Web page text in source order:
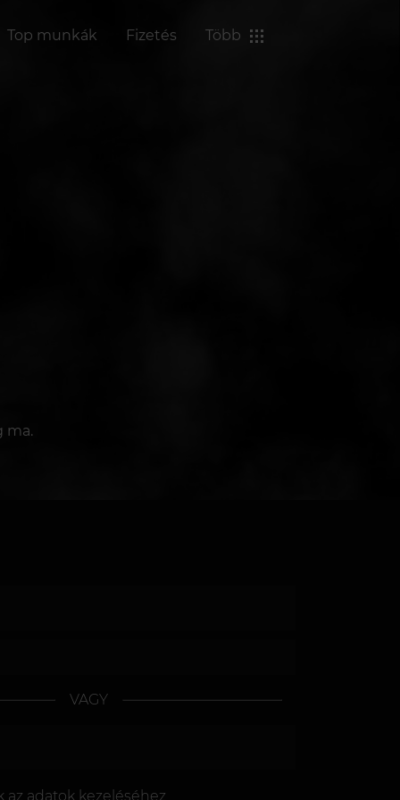
Top munkák Fizetés Több
ma.
VAGY
az adatok kezeléséhez